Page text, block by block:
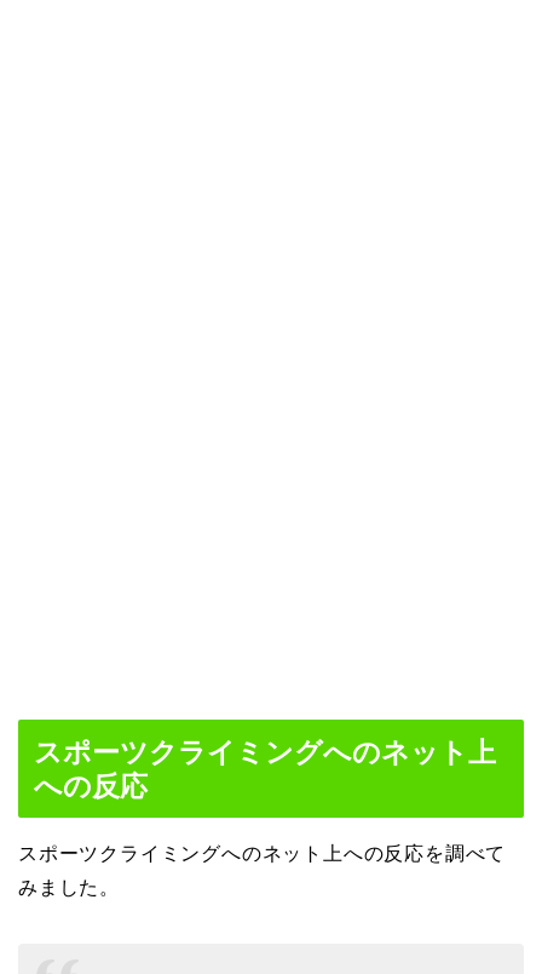
スポーツクライミングへのネット上
への反応
スポーツクライミングへのネット上への反応を調べて
みました。